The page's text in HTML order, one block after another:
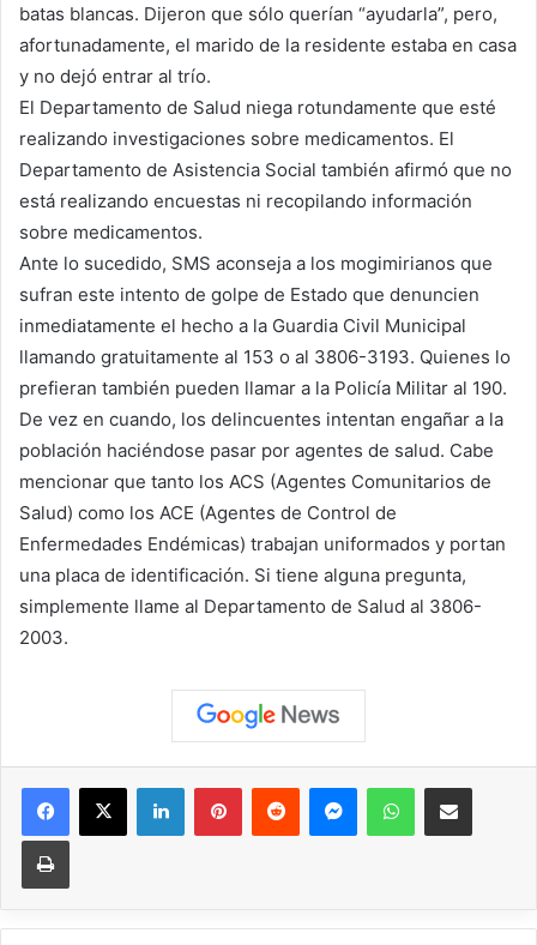
batas blancas. Dijeron que sólo querían “ayudarla”, pero,
afortunadamente, el marido de la residente estaba en casa
y no dejó entrar al trío.
El Departamento de Salud niega rotundamente que esté
realizando investigaciones sobre medicamentos. El
Departamento de Asistencia Social también afirmó que no
está realizando encuestas ni recopilando información
sobre medicamentos.
Ante lo sucedido, SMS aconseja a los mogimirianos que
sufran este intento de golpe de Estado que denuncien
inmediatamente el hecho a la Guardia Civil Municipal
llamando gratuitamente al 153 o al 3806-3193. Quienes lo
prefieran también pueden llamar a la Policía Militar al 190.
De vez en cuando, los delincuentes intentan engañar a la
población haciéndose pasar por agentes de salud. Cabe
mencionar que tanto los ACS (Agentes Comunitarios de
Salud) como los ACE (Agentes de Control de
Enfermedades Endémicas) trabajan uniformados y portan
una placa de identificación. Si tiene alguna pregunta,
simplemente llame al Departamento de Salud al 3806-
2003.
Facebook
X LinkedInPinterestReddit MessengerWhatsAppCompartir vía correo
Imprimir